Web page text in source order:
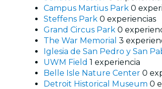
Campus Martius Park 0
Steffens Park 0 experiencias
Grand Circus Park 0
The War Memorial 3
Iglesia de San Pedro y San
UWM Field 1 experiencia
Belle Isle Nature Center 0
Detroit Historical Museum 0